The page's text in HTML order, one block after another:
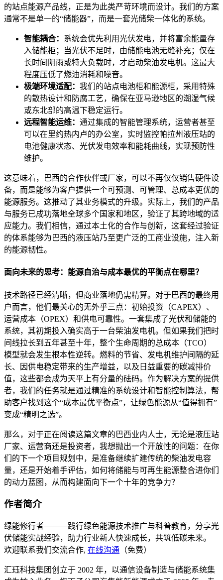
的站点能源产品线，正是为此类严苛环境而设计。我们的方案
通常不是单一的“储能器”，而是一套光储柴一体化的系统。
智能耦合： 系统会优先利用光伏发电，并将富余能量存
入储能柜；当光伏不足时，由储能电池无缝补充；仅在
长时间阴雨或特大负载时，才启动柴油发电机。这最大
程度压低了燃油消耗和噪音。
极端环境适配： 我们的站点电池柜和能源柜，采用特殊
的散热设计和防腐工艺，确保在亚马逊地区的潮湿气候
或东北部的高温下稳定运行。
远程智能运维： 通过集成的智能管理系统，运营者甚至
可以在里约热内卢的办公室，实时监控帕拉州液压站的
电池健康状态、光伏发电效率和能耗曲线，实现预防性
维护。
这意味着，巴西的合作伙伴或厂家，可以不再仅仅销售硬件设
备，而是能够为客户提供一个可预测、可管理、总成本更优的
能源服务。这推动了其业务模式的升级。实际上，我们的产品
与服务已成功落地全球多个国家和地区，验证了其跨地域的适
应能力。我们相信，通过本土化的合作与创新，这套经过验证
的体系能够为巴西的液压站乃至更广泛的工商业设施，注入新
的能源韧性。
面向未来的思考：能源自治与成本最优的平衡点在哪里？
技术路径已经清晰，但商业落地仍需精算。对于巴西的最终用
户而言，他们最关心的无外乎三点：初始投资（CAPEX）、
运营成本（OPEX）和供电可靠性。一套集成了光伏和储能的
系统，其初期投入确实高于一台柴油发电机。但如果我们把时
间线拉长到五年甚至十年，整个生命周期的总成本（TCO）
模型就会发生根本性逆转。燃料的节省、发电机维护间隔的延
长、因供电稳定带来的生产增益，以及日益重要的碳减排价
值，这些都会成为天平上有分量的砝码。作为解决方案的提供
者，我们的任务就是通过精准的系统设计和智能控制算法，帮
助客户找到这个“成本最优平衡点”，让绿色能源从“值得拥有”
变成“精明之选”。
那么，对于正在阅读这篇文章的巴西业内人士，无论是液压站
厂家、运营商还是投资者，我想抛出一个开放性的问题：在你
们的下一个项目规划中，是准备继续扩建传统的柴油发电容
量，还是开始着手评估，如何将储能与可再生能源整合进你们
的动力蓝图，从而构建面向下一个十年的竞争力？
作者简介
绿能修行者———践行绿色能源技术推广与科普教育，分享光
伏储能实战经验，助力行业新人快速成长，共筑低碳未来。
欢迎联系我们交流合作, 在线沟通 （免费）
汇珏科技集团创立于 2002 年，以通信设备制造与储能系统集